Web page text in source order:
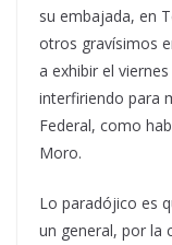
su embajada, en
otros gravísimos
a exhibir el
interfiriendo para
Federal, como
Moro.
Lo paradójico es
un general, por la